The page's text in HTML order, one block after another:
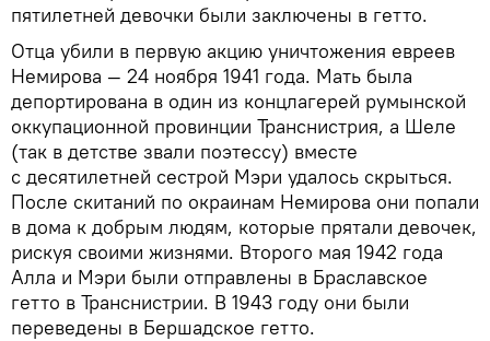
пятилетней девочки были заключены в гетто.
Отца убили в первую акцию уничтожения евреев
Немирова — 24 ноября 1941 года. Мать была
депортирована в один из концлагерей румынской
оккупационной провинции Транснистрия, а Шеле
(так в детстве звали поэтессу) вместе
с десятилетней сестрой Мэри удалось скрыться.
После скитаний по окраинам Немирова они попали
в дома к добрым людям, которые прятали девочек,
рискуя своими жизнями. Второго мая 1942 года
Алла и Мэри были отправлены в Браславское
гетто в Транснистрии. В 1943 году они были
переведены в Бершадское гетто.